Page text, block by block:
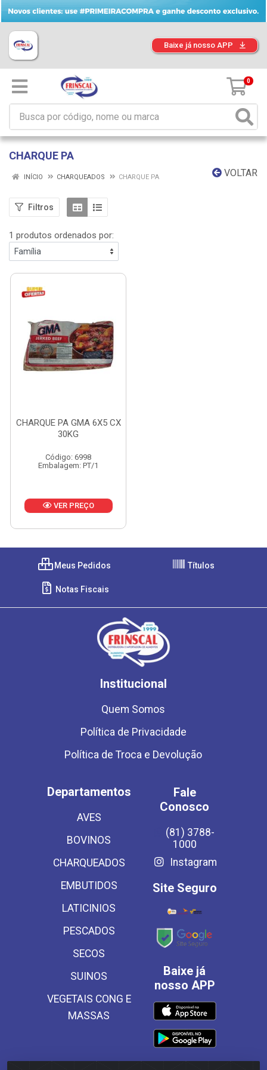
Baixe já nosso APP
0
CHARQUE PA
VOLTAR
INÍCIO CHARQUEADOS CHARQUE PA
Filtros
1 produtos ordenados por:
CHARQUE PA GMA 6X5 CX
30KG
Código: 6998
Embalagem: PT/1
VER PREÇO
Meus Pedidos Títulos
Notas Fiscais
Institucional
Quem Somos
Política de Privacidade
Política de Troca e Devolução
Departamentos
AVES
BOVINOS
CHARQUEADOS
EMBUTIDOS
LATICINIOS
PESCADOS
SECOS
SUINOS
VEGETAIS CONG E
MASSAS
Fale
Conosco
(81) 3788-
1000
Instagram
Site Seguro
Baixe já
nosso APP